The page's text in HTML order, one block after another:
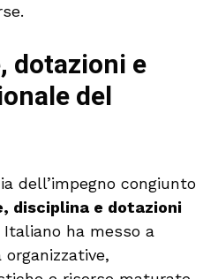
dotazioni e
del
dell’impegno congiunto
disciplina e dotazioni
Italiano ha messo a